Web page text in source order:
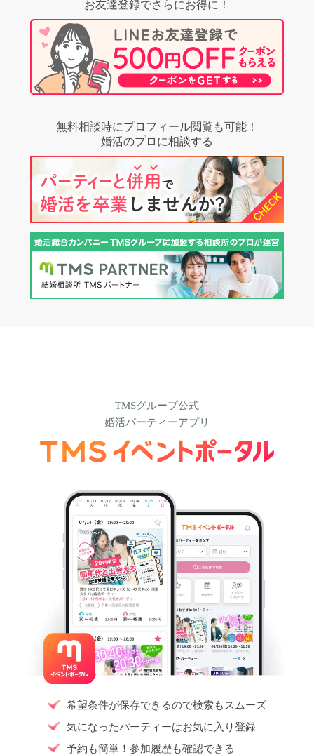
お友達登録でさらにお得に！
無料相談時にプロフィール閲覧も可能！
婚活のプロに相談する
TMSグループ公式
婚活パーティーアプリ
希望条件が保存できるので検索もスムーズ
気になったパーティーはお気に入り登録
予約も簡単！参加履歴も確認できる